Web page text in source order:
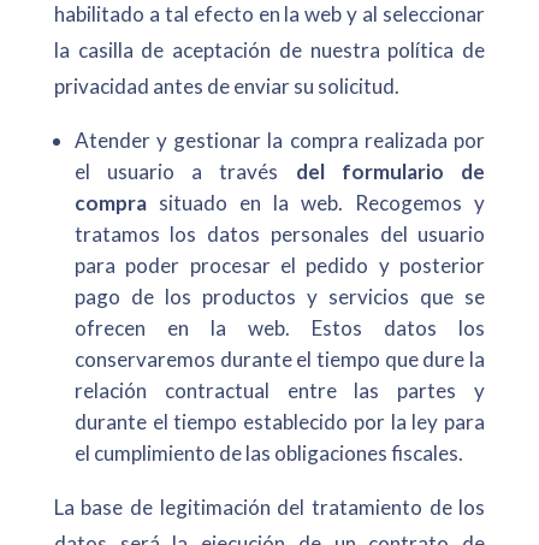
habilitado a tal efecto en la web y al seleccionar
la casilla de aceptación de nuestra política de
privacidad antes de enviar su solicitud.
Atender y gestionar la compra realizada por
el usuario a través del formulario de
comprasituado en la web. Recogemos y
tratamos los datos personales del usuario
para poder procesar el pedido y posterior
pago de los productos y servicios que se
ofrecen en la web. Estos datos los
conservaremos durante el tiempo que dure la
relación contractual entre las partes y
durante el tiempo establecido por la ley para
el cumplimiento de las obligaciones fiscales.
La base de legitimación del tratamiento de los